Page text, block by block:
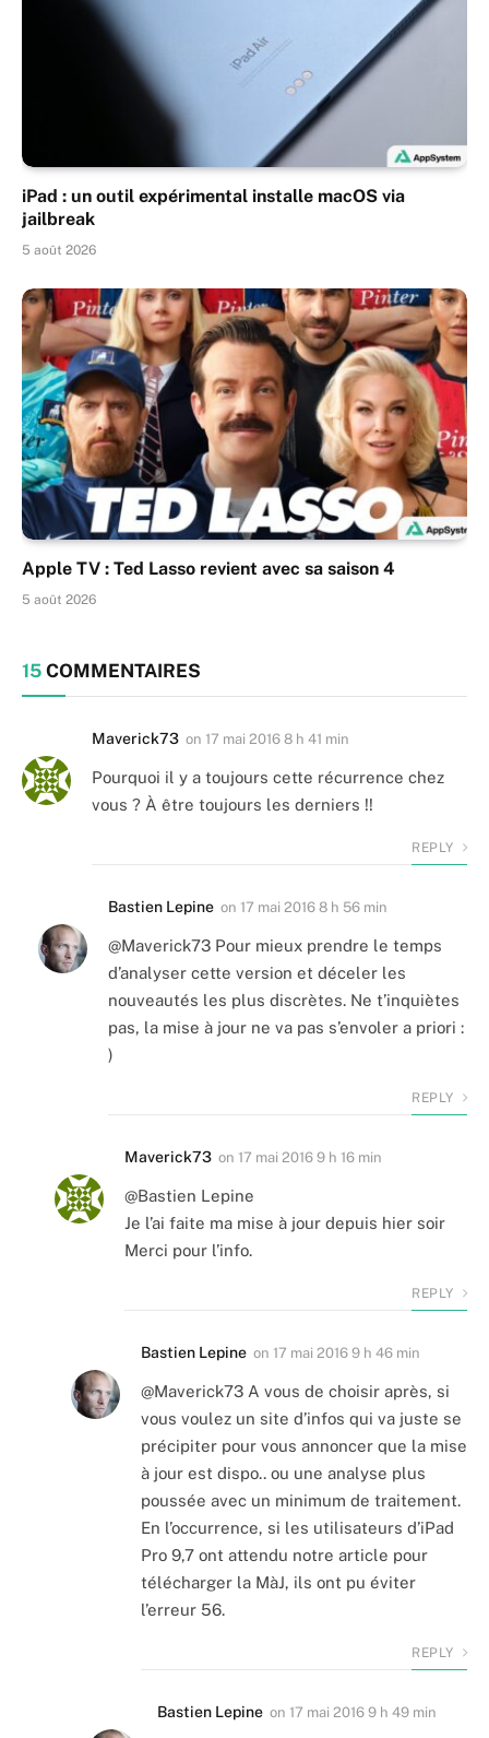
iPad : un outil expérimental installe macOS via
jailbreak
5 août 2026
Apple TV : Ted Lasso revient avec sa saison 4
5 août 2026
15 COMMENTAIRES
Maverick73 on 17 mai 2016 8 h 41 min
Pourquoi il y a toujours cette récurrence chez
vous ? À être toujours les derniers !!
REPLY
Bastien Lepine on 17 mai 2016 8 h 56 min
@Maverick73 Pour mieux prendre le temps
d’analyser cette version et déceler les
nouveautés les plus discrètes. Ne t’inquiètes
pas, la mise à jour ne va pas s’envoler a priori :
)
REPLY
Maverick73 on 17 mai 2016 9 h 16 min
@Bastien Lepine
Je l’ai faite ma mise à jour depuis hier soir
Merci pour l’info.
REPLY
Bastien Lepine on 17 mai 2016 9 h 46 min
@Maverick73 A vous de choisir après, si
vous voulez un site d’infos qui va juste se
précipiter pour vous annoncer que la mise
à jour est dispo.. ou une analyse plus
poussée avec un minimum de traitement.
En l’occurrence, si les utilisateurs d’iPad
Pro 9,7 ont attendu notre article pour
télécharger la MàJ, ils ont pu éviter
l’erreur 56.
REPLY
Bastien Lepine on 17 mai 2016 9 h 49 min